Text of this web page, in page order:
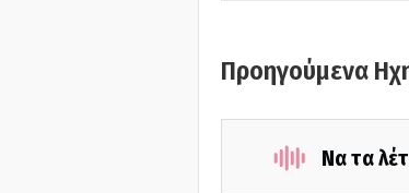
Προηγούμενα
Να τα